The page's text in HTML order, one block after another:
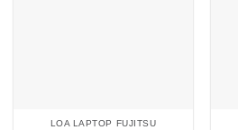
LOA LAPTOP FUJITSU